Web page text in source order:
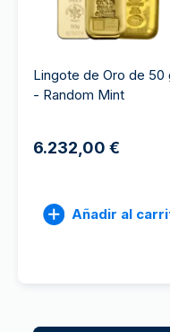
Simplemente elige el
presupuesto -
pureza que prefieras -
moneda o medalla
reconocida
Lingote de Oro de 50
- Random Mint
6.232,00 €
Añadir al